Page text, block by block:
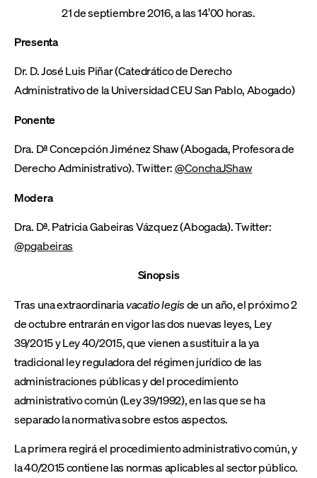
21 de septiembre 2016, a las 14’00 horas.
Presenta
Dr. D. José Luis Piñar (Catedrático de Derecho
Administrativo de la Universidad CEU San Pablo, Abogado)
Ponente
Dra. Dª Concepción Jiménez Shaw (Abogada, Profesora de
Derecho Administrativo). Twitter:@ConchaJShaw
Modera
Dra. Dª. Patricia Gabeiras Vázquez (Abogada). Twitter:
@pgabeiras
Sinopsis
Tras una extraordinariavacatio legisde un año, el próximo 2
de octubre entrarán en vigor las dos nuevas leyes, Ley
39/2015 y Ley 40/2015, que vienen a sustituir a la ya
tradicional ley reguladora del régimen jurídico de las
administraciones públicas y del procedimiento
administrativo común (Ley 39/1992), en las que se ha
separado la normativa sobre estos aspectos.
La primera regirá el procedimiento administrativo común, y
la 40/2015 contiene las normas aplicables al sector público.